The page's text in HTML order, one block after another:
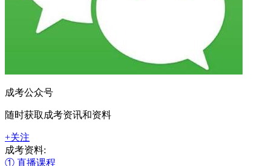
成考公众号
随时获取成考资讯和资料
+关注
成考资料:
① 直播课程